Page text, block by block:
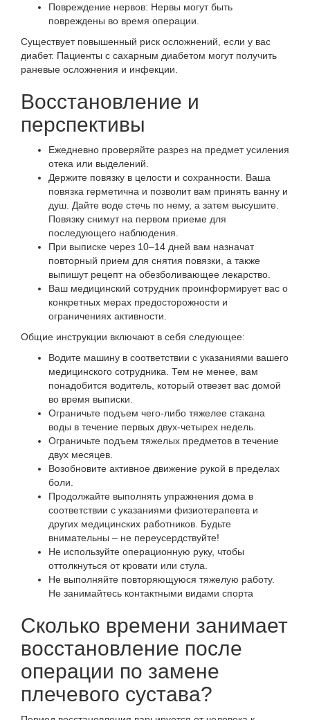
Повреждение нервов: Нервы могут быть
повреждены во время операции.
Существует повышенный риск осложнений, если у вас
диабет. Пациенты с сахарным диабетом могут получить
раневые осложнения и инфекции.
Восстановление и
перспективы
Ежедневно проверяйте разрез на предмет усиления
отека или выделений.
Держите повязку в целости и сохранности. Ваша
повязка герметична и позволит вам принять ванну и
душ. Дайте воде стечь по нему, а затем высушите.
Повязку снимут на первом приеме для
последующего наблюдения.
При выписке через 10–14 дней вам назначат
повторный прием для снятия повязки, а также
выпишут рецепт на обезболивающее лекарство.
Ваш медицинский сотрудник проинформирует вас о
конкретных мерах предосторожности и
ограничениях активности.
Общие инструкции включают в себя следующее:
Водите машину в соответствии с указаниями вашего
медицинского сотрудника. Тем не менее, вам
понадобится водитель, который отвезет вас домой
во время выписки.
Ограничьте подъем чего-либо тяжелее стакана
воды в течение первых двух-четырех недель.
Ограничьте подъем тяжелых предметов в течение
двух месяцев.
Возобновите активное движение рукой в пределах
боли.
Продолжайте выполнять упражнения дома в
соответствии с указаниями физиотерапевта и
других медицинских работников. Будьте
внимательны – не переусердствуйте!
Не используйте операционную руку, чтобы
оттолкнуться от кровати или стула.
Не выполняйте повторяющуюся тяжелую работу.
Не занимайтесь контактными видами спорта
Сколько времени занимает
восстановление после
операции по замене
плечевого сустава?